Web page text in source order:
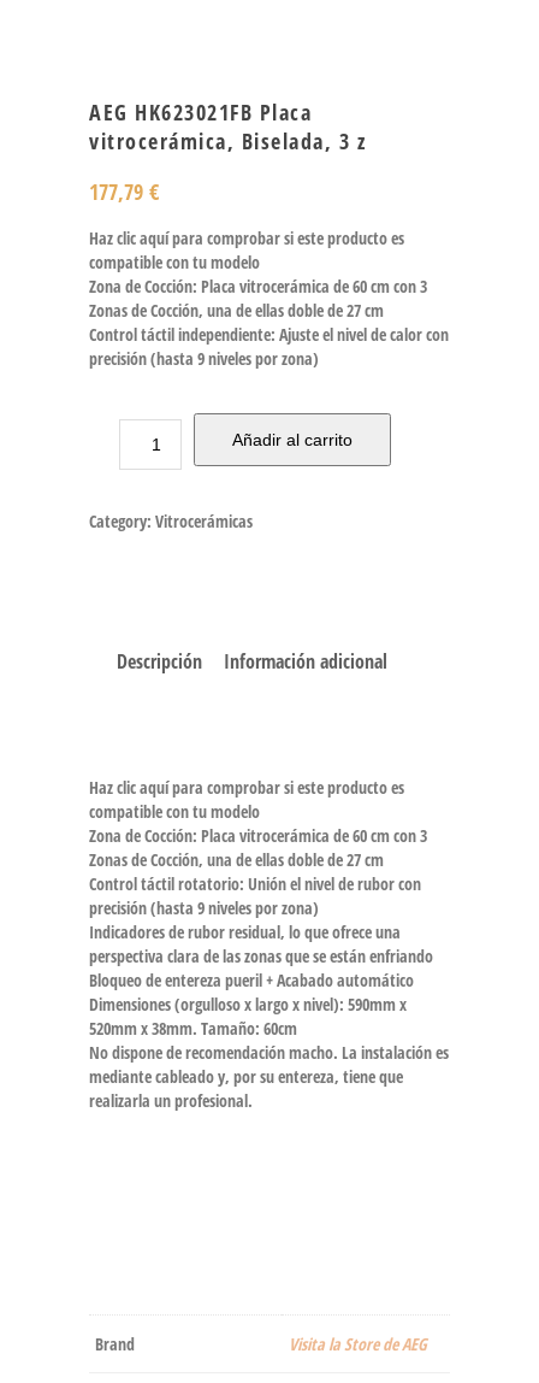
AEG HK623021FB Placa
vitrocerámica, Biselada, 3 z
177,79 €
Haz clic aquí para comprobar si este producto es
compatible con tu modelo
Zona de Cocción: Placa vitrocerámica de 60 cm con 3
Zonas de Cocción, una de ellas doble de 27 cm
Control táctil independiente: Ajuste el nivel de calor con
precisión (hasta 9 niveles por zona)
Añadir al carrito
Category: Vitrocerámicas
Descripción Información adicional
Haz clic aquí para comprobar si este producto es
compatible con tu modelo
Zona de Cocción: Placa vitrocerámica de 60 cm con 3
Zonas de Cocción, una de ellas doble de 27 cm
Control táctil rotatorio: Unión el nivel de rubor con
precisión (hasta 9 niveles por zona)
Indicadores de rubor residual, lo que ofrece una
perspectiva clara de las zonas que se están enfriando
Bloqueo de entereza pueril + Acabado automático
Dimensiones (orgulloso x largo x nivel): 590mm x
520mm x 38mm. Tamaño: 60cm
No dispone de recomendación macho. La instalación es
mediante cableado y, por su entereza, tiene que
realizarla un profesional.
Brand Visita la Store de AEG